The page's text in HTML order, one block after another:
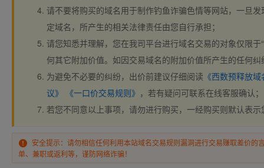
请不要将购买的域名用于制作钓鱼诈骗色情等网站，一旦
定域名，所产生的相关法律责任由您自行承担；
请您知悉并理解，您在我司平台进行域名交易的对象仅限于
何其它附加价值。如因交易域名的附加价值所产生的任何
为避免不必要的纠纷，出价前建议仔细阅读 《西数预释放
议》
《一口价交易规则》 ，若有疑问可联系在线客服确认；
若您不同意以上事项，请勿进行购买，一经购买则默认表
安全提示：请勿相信任何利用本站域名交易规则漏洞进行交易赚取差价的
单、兼职或返利等，谨防网络诈骗！